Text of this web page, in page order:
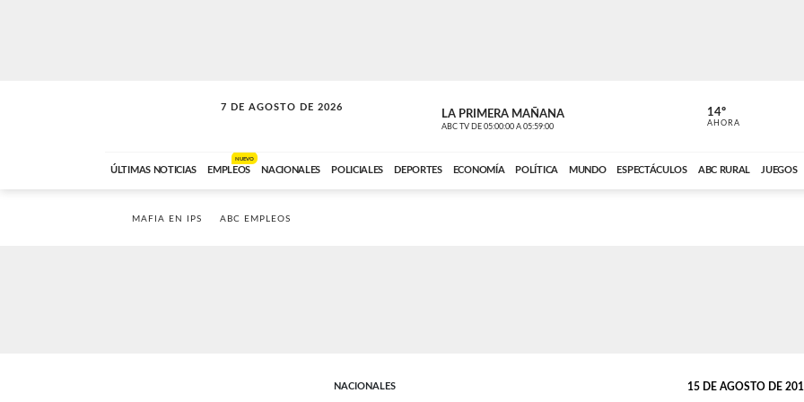
7 DE AGOSTO DE 2026
SOLO MÚSICA LA PRIMERA MAÑANA
ABC TV DE 05:00:00 A 05:59:00 ABC CARDINAL
14º
AHORA
ÚLTIMAS NOTICIAS EMPLEOS
NUEVO
NACIONALES POLICIALES DEPORTES ECONOMÍA POLÍTICA MUNDO ESPECTÁCULOS ABC RURAL JUEGOS
MAFIA EN IPS ABC EMPLEOS
NACIONALES 15 DE AGOSTO DE